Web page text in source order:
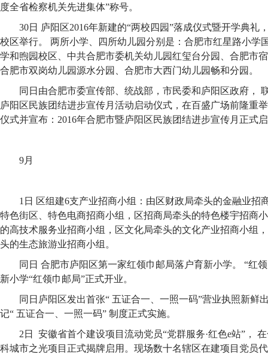
度全省检察机关先进集体”称号。
30日 庐阳区2016年新建的“两校四园”落成仪式暨开学典礼
校区举行。 两所小学、四所幼儿园分别是：合肥市红星路小学
学和煦园校区、中共合肥市委机关幼儿园红玺台分园、合肥市
合肥市双岗幼儿园源水分园、合肥市大西门幼儿园畅和分园。
同日由合肥市委宣传部、统战部，市民委和庐阳区政府，
庐阳区民族团结进步宣传月活动启动仪式，在百盛广场前隆重
仪式并宣布：2016年合肥市暨庐阳区民族团结进步宣传月正式
9月
1日 区组建6支产业招商小组：由区财政局牵头的金融业招
特色街区、特色电商招商小组，区招商局牵头的特色楼宇招商
的高技术服务业招商小组，区文化局牵头的文化产业招商小组
头的生态旅游业招商小组。
同日 合肥市庐阳区第一家红领巾邮局落户育新小学。 “红
新小学“红领巾邮局”正式开业。
同日庐阳区发出首张“ 五证合一、一照一码”营业执照新鲜
记“ 五证合一、一照一码” 制度正式实施。
2日 安徽省首个建设项目流动党员“党群服务·红色e站”，
科城市之光项目正式揭牌启用。现场数十名辖区在建项目党员